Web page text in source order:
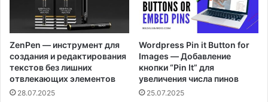
ZenPen — инструмент для
создания и редактирования
текстов без лишних
отвлекающих элементов
28.07.2025
Wordpress Pin it Button for
Images — Добавление
кнопки “Pin It” для
увеличения числа пинов
25.07.2025